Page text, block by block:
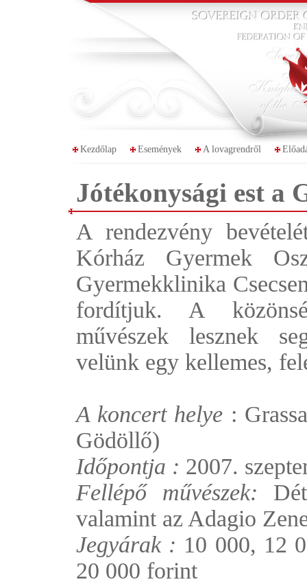
Kezdőlap Események A lovagrendről
Jótékonysági est a
A rendezvény
Kórház Gyermek
Gyermekklinika
fordítjuk. A
művészek lesznek
velünk egy kellemes,
A koncert helye :
Gödöllő)
Időpontja : 2007.
Fellépő művészek:
valamint az Adagio
Jegyárak : 10 000, 12
20 000 forint